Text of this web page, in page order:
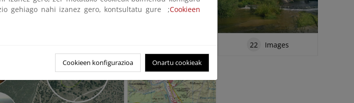
se puede consultar en elGeoportal , además de poder
22 Images
gehiago nahi izanez gero, kontsultatu gure ;Cookieen
Cookieen konfigurazioa Onartu cookieak